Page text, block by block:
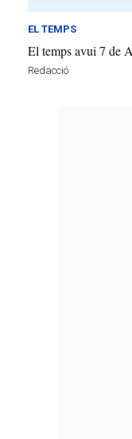
EL TEMPS
El temps avui 7 de
Redacció